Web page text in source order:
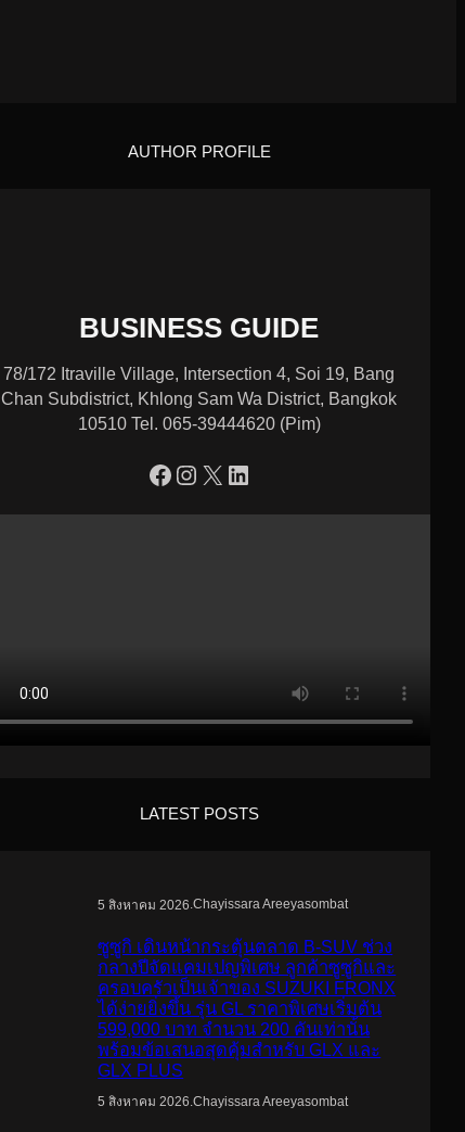
AUTHOR PROFILE
BUSINESS GUIDE
78/172 Itraville Village, Intersection 4, Soi 19, Bang
Chan Subdistrict, Khlong Sam Wa District, Bangkok
10510 Tel. 065-39444620 (Pim)
https://www.facebook.com/profile.php?id=100090086432719 Instagram X LinkedIn
LATEST POSTS
5 สิงหาคม 2026.Chayissara Areeyasombat
ซูซูกิ เดินหน้ากระตุ้นตลาด B-SUV ช่วง
กลางปีจัดแคมเปญพิเศษ ลูกค้าซูซูกิและ
ครอบครัวเป็นเจ้าของ SUZUKI FRONX
ได้ง่ายยิ่งขึ้น รุ่น GL ราคาพิเศษเริ่มต้น
599,000 บาท จำนวน 200 คันเท่านั้น
พร้อมข้อเสนอสุดคุ้มสำหรับ GLX และ
GLX PLUS
5 สิงหาคม 2026 .Chayissara Areeyasombat